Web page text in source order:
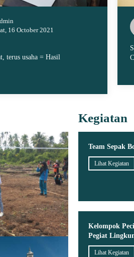
16 October 2021
terus usaha = Hasil
Kegiatan
Team Sepak
Lihat Kegiatan
Kelompok
Pegiat
Lihat Kegiatan